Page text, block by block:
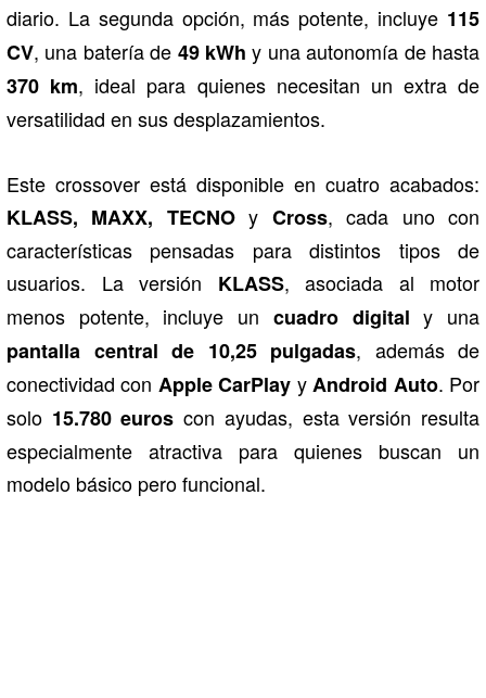
diario. La segunda opción, más potente, incluye 115
CV, una batería de 49 kWh y una autonomía de hasta
370 km, ideal para quienes necesitan un extra de
versatilidad en sus desplazamientos.
Este crossover está disponible en cuatro acabados:
KLASS, MAXX, TECNOy Cross, cada uno con
características pensadas para distintos tipos de
usuarios. La versión KLASS, asociada al motor
menos potente, incluye un cuadro digital y una
pantalla central de 10,25 pulgadas, además de
conectividad con Apple CarPlay yAndroid Auto. Por
solo 15.780 euros con ayudas, esta versión resulta
especialmente atractiva para quienes buscan un
modelo básico pero funcional.